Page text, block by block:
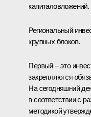
капиталовложений.
Региональный
крупных блоков.
Первый – это
закрепляются
На сегодняшний
в соответствии с
методикой